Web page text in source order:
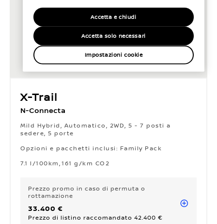
X-Trail
N-Connecta
Mild Hybrid, Automatico, 2WD, 5 - 7 posti a
sedere, 5 porte
Opzioni e pacchetti inclusi: Family Pack
7.1 l/100km 161 g/km CO2
Prezzo promo in caso di permuta o
rottamazione
33.400 €
Prezzo di listino raccomandato 42.400 €
Accetta solo necessari
Accetta e chiudi
Impostazioni cookie